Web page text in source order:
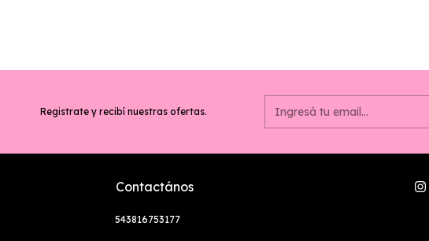
Registrate y recibí nuestras ofertas.
Contactános
543816753177